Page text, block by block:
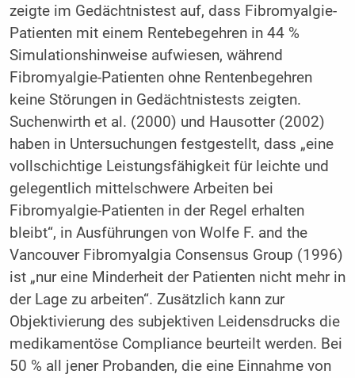
zeigte im Gedächtnistest auf, dass Fibromyalgie-
Patienten mit einem Rentebegehren in 44 %
Simulationshinweise aufwiesen, während
Fibromyalgie-Patienten ohne Rentenbegehren
keine Störungen in Gedächtnistests zeigten.
Suchenwirth et al. (2000) und Hausotter (2002)
haben in Untersuchungen festgestellt, dass „eine
vollschichtige Leistungsfähigkeit für leichte und
gelegentlich mittelschwere Arbeiten bei
Fibromyalgie-Patienten in der Regel erhalten
bleibt“, in Ausführungen von Wolfe F. and the
Vancouver Fibromyalgia Consensus Group (1996)
ist „nur eine Minderheit der Patienten nicht mehr in
der Lage zu arbeiten“. Zusätzlich kann zur
Objektivierung des subjektiven Leidensdrucks die
medikamentöse Compliance beurteilt werden. Bei
50 % all jener Probanden, die eine Einnahme von